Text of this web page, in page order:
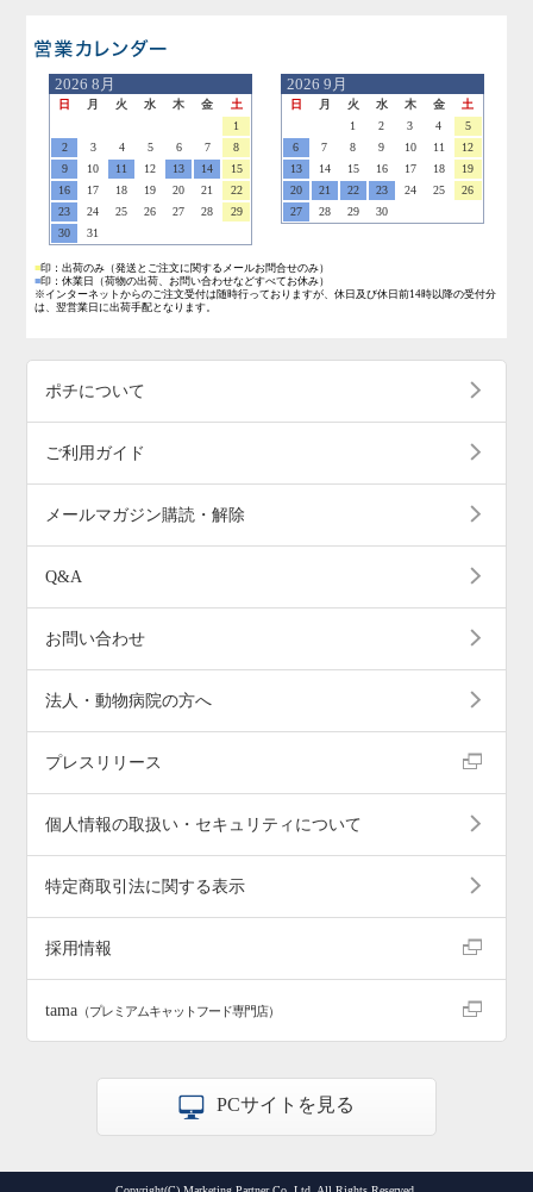
営業日のご案内
2026 8月
日 月 火 水 木 金
土
1
2
3 4 5 6 7
8
9
10 11 12 13 14
15
16
17 18 19 20 21
22
23
24 25 26 27 28
29
30
31
2026 9月
日 月 火 水 木 金
土
1
2 3 4
5
6
7 8 9 10 11
12
13
14 15 16 17 18
19
20
21 22 23 24 25
26
27
28 29 30
■印：出荷のみ （発送とご注文に関するメールお問合せのみ）
■印：休業日
（荷物の出荷、お問い合わせなどすべてお休み）
※インターネットからのご注文受付は随時行っておりますが、休日及び休日前14時以降の受付分
は、翌営業日に出荷手配となります。
ポチについて
ご利用ガイド
メールマガジン購読・解除
Q&A
お問い合わせ
法人・動物病院の方へ
プレスリリース
個人情報の取扱い・セキュリティについて
特定商取引法に関する表示
採用情報
tama （プレミアムキャットフード専門店）
PCサイトを見る